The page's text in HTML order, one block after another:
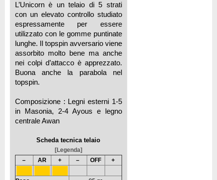
L’Unicorn è un telaio di 5 strati
con un elevato controllo studiato
espressamente per essere
utilizzato con le gomme puntinate
lunghe. Il topspin avversario viene
assorbito molto bene ma anche
nei colpi d’attacco è apprezzato.
Buona anche la parabola nel
topspin.
Composizione : Legni esterni 1-5
in Masonia, 2-4 Ayous e legno
centrale Awan
Scheda tecnica telaio
[Legenda]
–
AR + – OFF +